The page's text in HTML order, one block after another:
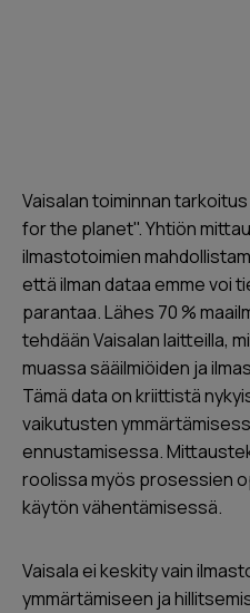
Vaisalan toiminnan
for the planet". Yhtiön
ilmastotoimien
että ilman dataa emme voi
parantaa. Lähes 70 %
tehdään Vaisalan laitteilla,
muassa sääilmiöiden ja
Tämä data on kriittistä
vaikutusten
ennustamisessa.
roolissa myös prosessien
käytön vähentämisessä.
Vaisala ei keskity vain
ymmärtämiseen ja